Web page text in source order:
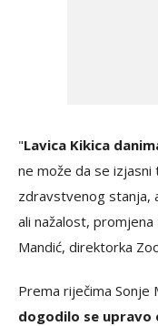
"Lavica Kikica
ne može da se
zdravstvenog stanja,
ali nažalost, promjena
Mandić, direktorka
Prema riječima Sonje
dogodilo se upravo